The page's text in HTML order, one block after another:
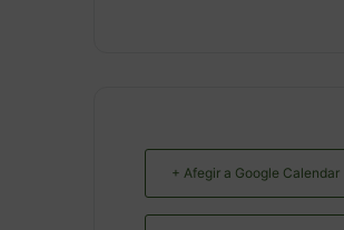
+ Afegir a Google Calendar